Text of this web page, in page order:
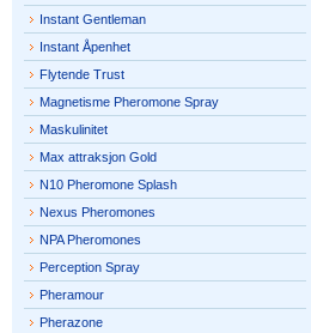
Instant Gentleman
Instant Åpenhet
Flytende Trust
Magnetisme Pheromone Spray
Maskulinitet
Max attraksjon Gold
N10 Pheromone Splash
Nexus Pheromones
NPA Pheromones
Perception Spray
Pheramour
Pherazone